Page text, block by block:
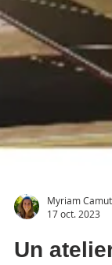
17 oct. 2023